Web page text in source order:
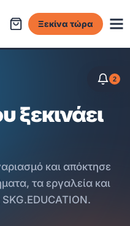
Ξεκίνα τώρα
ξεκινάει
και απόκτησε
τα εργαλεία και
SKG.EDUCATION.
2